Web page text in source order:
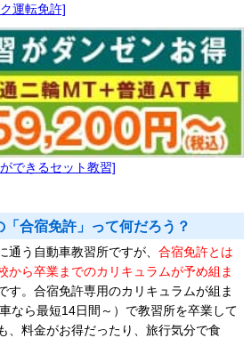
運転免許]
できるセット教習]
合宿免許」って何だろう？
う自動車教習所ですが、 合宿免許とは
から卒業までのカリキュラムが予め組ま
す。合宿免許専用のカリキュラムが組ま
なら最短14日間～）で教習所を卒業して
、料金がお得だったり、旅行気分で食